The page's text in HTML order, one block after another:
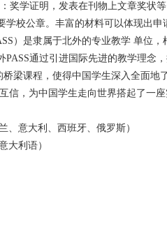
奖学证明，发表在刊物上文章奖状等
校公章。丰富的材料可以体现出申
）是隶属于北外的专业教学 单位
通过引进国际先进的教学理念，
梁课程，使得中国学生深入全面地
信，为中国学生走向世界搭起了一
、意大利、西班牙、俄罗斯）
大利语）